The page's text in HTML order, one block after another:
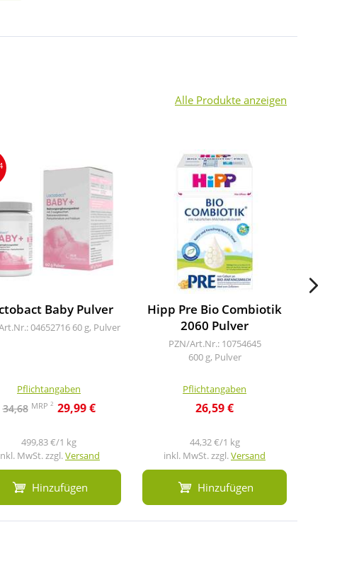
Alle Produkte anzeigen
Baby Pulver
04652716 60 g, Pulver
Pflichtangaben
34,68 MRP 2 29,99 €
499,83 €/1 kg
MwSt. zzgl.Versand
Hinzufügen
Hipp Pre Bio Combiotik
2060 Pulver
PZN/Art.Nr.: 10754645
600 g, Pulver
Pflichtangaben
26,59 €
44,32 €/1 kg
inkl. MwSt. zzgl.Versand
Hinzufügen